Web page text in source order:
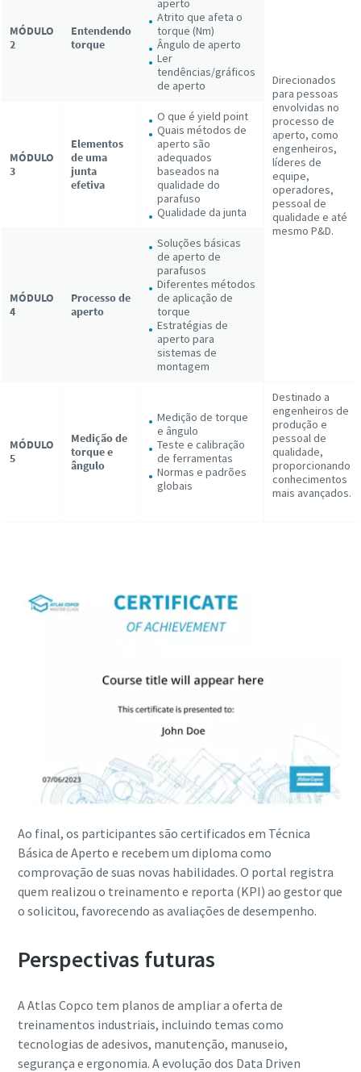
Direcionados
para pessoas
envolvidas no
processo de
aperto, como
engenheiros,
líderes de
equipe,
operadores,
pessoal de
qualidade e até
mesmo P&D.
MÓDULO
2
Entendendo
torque
aperto
Atrito que afeta o
torque (Nm)
Ângulo de aperto
Ler
tendências/gráficos
de aperto
MÓDULO
3
Elementos
de uma
junta
efetiva
O que é yield point
Quais métodos de
aperto são
adequados
baseados na
qualidade do
parafuso
Qualidade da junta
MÓDULO
4
Processo de
aperto
Soluções básicas
de aperto de
parafusos
Diferentes métodos
de aplicação de
torque
Estratégias de
aperto para
sistemas de
montagem
MÓDULO
5
Medição de
torque e
ângulo
Medição de torque
e ângulo
Teste e calibração
de ferramentas
Normas e padrões
globais
Destinado a
engenheiros de
produção e
pessoal de
qualidade,
proporcionando
conhecimentos
mais avançados.
Ao final, os participantes são certificados em Técnica
Básica de Aperto e recebem um diploma como
comprovação de suas novas habilidades. O portal registra
quem realizou o treinamento e reporta (KPI) ao gestor que
o solicitou, favorecendo as avaliações de desempenho.
Perspectivas futuras
A Atlas Copco tem planos de ampliar a oferta de
treinamentos industriais, incluindo temas como
tecnologias de adesivos, manutenção, manuseio,
segurança e ergonomia. A evolução dos Data Driven